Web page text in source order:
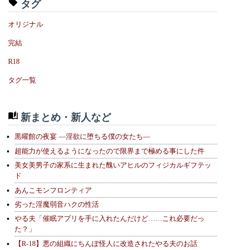
タグ
オリジナル
完結
R18
タグ一覧
新まとめ・新人など
黒曜館の夜宴 —淫欲に堕ちる僕の女たち—
超能力が使えるようになったので限界まで極める事にした件
美女美男子の家系に生まれた醜いアヒルのフィジカルギフテッ
ド
あんこモンフロンティア
劣った淫魔弱音ハクの性活
やる夫「催眠アプリを手に入れたんだけど……これ必要だっ
た？」
【R-18】悪の組織にちんぽ怪人に改造されたやる夫のお話